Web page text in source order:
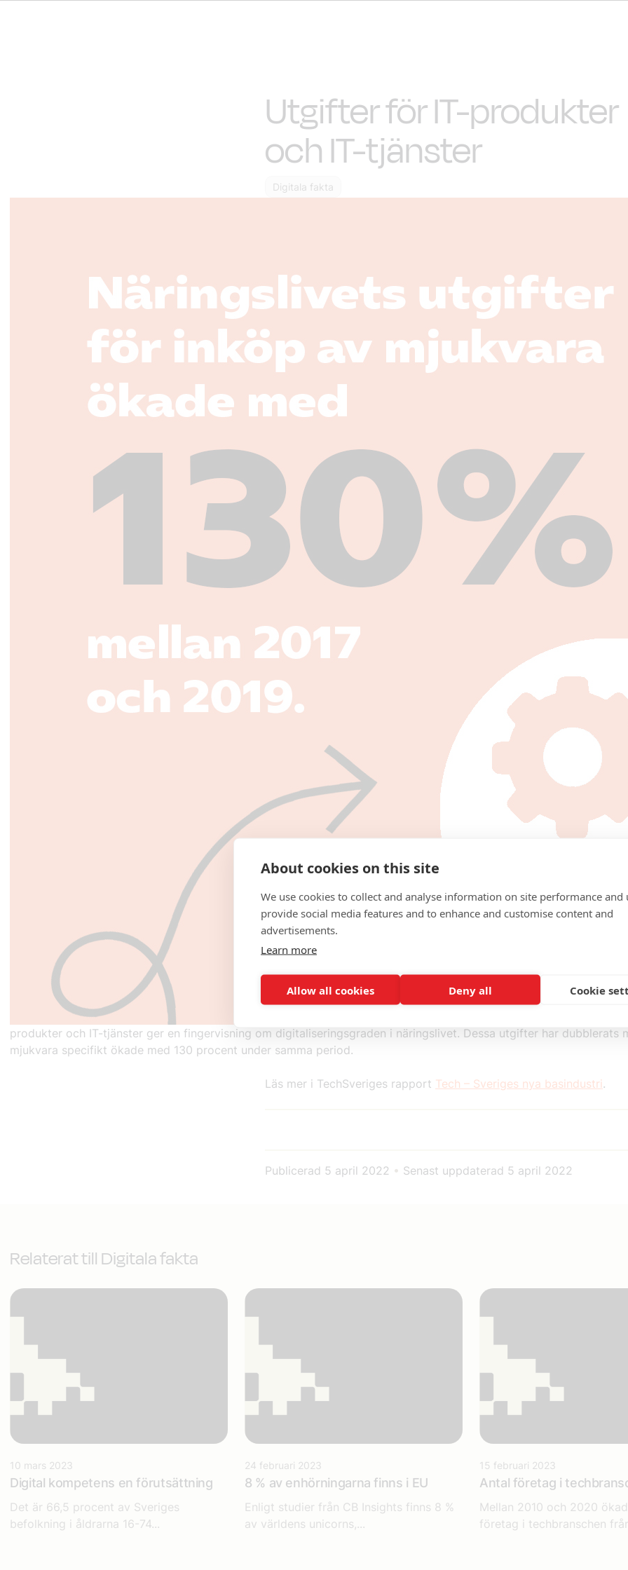
Utgifter för IT-produkter
och IT-tjänster
Digitala fakta
produkter och IT-tjänster ger en fingervisning om digitaliseringsgraden i näringslivet. Dessa utgifter har dubblerats
mjukvara specifikt ökade med 130 procent under samma period.
Läs mer i TechSveriges rapport Tech – Sveriges nya basindustri.
Publicerad 5 april 2022 • Senast uppdaterad 5 april 2022
Relaterat till Digitala fakta
10 mars 2023
Digital kompetens en förutsättning
Det är 66,5 procent av Sveriges
befolkning i åldrarna 16-74...
24 februari 2023
8 % av enhörningarna finns i EU
Enligt studier från CB Insights finns 8 %
av världens unicorns,...
15 februari 2023
Antal företag i
Mellan 2010 och 2020
företag i techbranschen
About cookies on this site
We use cookies to collect and analyse information on site performance and
provide social media features and to enhance and customise content and
advertisements.
Learn more
Allow all cookies Deny all Cookie